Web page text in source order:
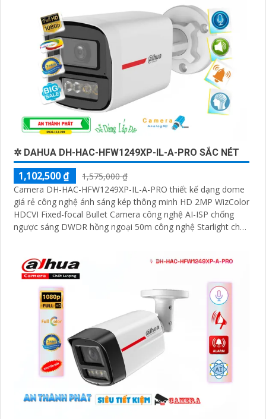
✲ DAHUA DH-HAC-HFW1249XP-IL-A-PRO SẮC NÉT
1,102,500 ₫
1,575,000 ₫
Camera DH-HAC-HFW1249XP-IL-A-PRO thiết kế dạng dome
giá rẻ công nghệ ánh sáng kép thông minh HD 2MP WizColor
HDCVI Fixed-focal Bullet Camera công nghệ AI-ISP chống
ngược sáng DWDR hồng ngoại 50m công nghệ Starlight cho